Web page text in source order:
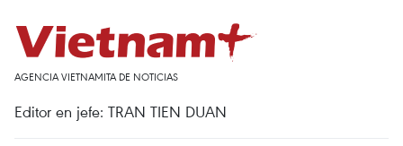
AGENCIA VIETNAMITA DE NOTICIAS
Editor en jefe: TRAN TIEN DUAN